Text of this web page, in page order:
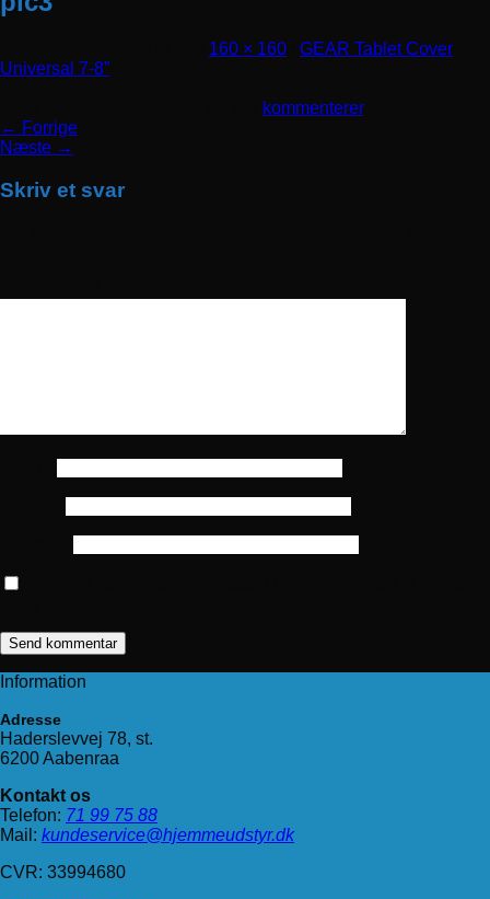
160 × 160
GEAR Tablet Cover
Universal 7-8”
kommenterer.
← Forrige
Næste →
Skriv et svar
Information
Adresse
Haderslevvej 78, st.
6200 Aabenraa
Kontakt os
Telefon: 71 99 75 88
Mail: kundeservice@hjemmeudstyr.dk
CVR: 33994680